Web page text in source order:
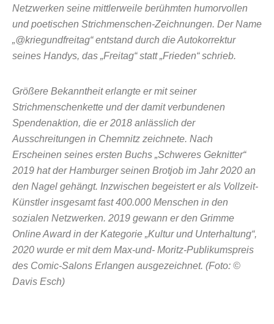
Netzwerken seine mittlerweile berühmten humorvollen
und poetischen Strichmenschen-Zeichnungen. Der Name
„@kriegundfreitag“ entstand durch die Autokorrektur
seines Handys, das „Freitag“ statt „Frieden“ schrieb.
Größere Bekanntheit erlangte er mit seiner
Strichmenschenkette und der damit verbundenen
Spendenaktion, die er 2018 anlässlich der
Ausschreitungen in Chemnitz zeichnete. Nach
Erscheinen seines ersten Buchs „Schweres Geknitter“
2019 hat der Hamburger seinen Brotjob im Jahr 2020 an
den Nagel gehängt. Inzwischen begeistert er als Vollzeit-
Künstler insgesamt fast 400.000 Menschen in den
sozialen Netzwerken. 2019 gewann er den Grimme
Online Award in der Kategorie „Kultur und Unterhaltung“,
2020 wurde er mit dem Max-und- Moritz-Publikumspreis
des Comic-Salons Erlangen ausgezeichnet. (Foto: ©
Davis Esch)